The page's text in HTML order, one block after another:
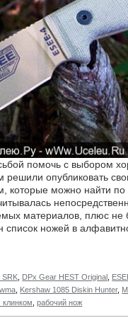
помочь с выбором
опубликовать
которые можно найти
материалов, плюс не
список ножей в
SRK DPx Gear HEST Original
Kershaw 1085 Diskin Hunter,
,рабочий нож